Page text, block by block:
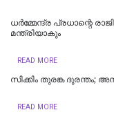
ധര്‍മ്മേന്ദ്ര പ്രധാന്റെ
മന്ത്രിയാകും
READ MORE
സിക്കിം തുരങ്ക ​​​ദുരന്തം;
READ MORE